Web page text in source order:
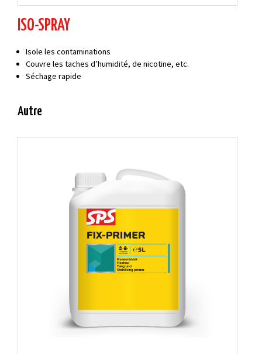
ISO-SPRAY
Isole les contaminations
Couvre les taches d’humidité, de nicotine, etc.
Séchage rapide
Autre